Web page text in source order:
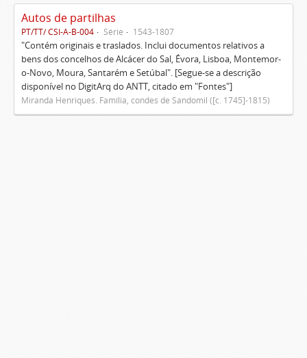
Autos de partilhas
PT/TT/ CSI-A-B-004 Série 1543-1807
"Contém originais e traslados. Inclui documentos relativos a
bens dos concelhos de Alcácer do Sal, Évora, Lisboa, Montemor-
o-Novo, Moura, Santarém e Setúbal". [Segue-se a descrição
disponível no DigitArq do ANTT, citado em "Fontes"]
Miranda Henriques. Família, condes de Sandomil ([c. 1745]-1815)